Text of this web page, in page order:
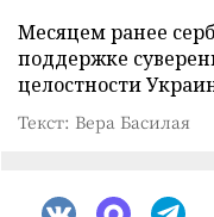
Месяцем ранее
поддержке
целостности
Текст: Вера Басилая